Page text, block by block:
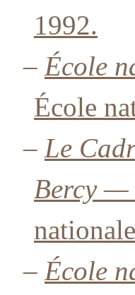
1992.
– École
École
– Le
Bercy —
– École